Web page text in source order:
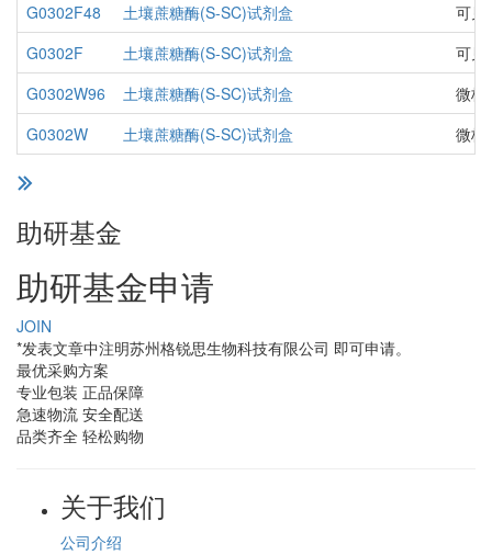
G0302F48
土壤蔗糖酶(S-SC)试剂盒
可见
G0302F
土壤蔗糖酶(S-SC)试剂盒
可见
G0302W96
土壤蔗糖酶(S-SC)试剂盒
微板
G0302W
土壤蔗糖酶(S-SC)试剂盒 微板
助研基金
助研基金申请
JOIN
*发表文章中注明苏州格锐思生物科技有限公司 即可申请。
最优采购方案
专业包装 正品保障
急速物流 安全配送
品类齐全 轻松购物
关于我们
公司介绍